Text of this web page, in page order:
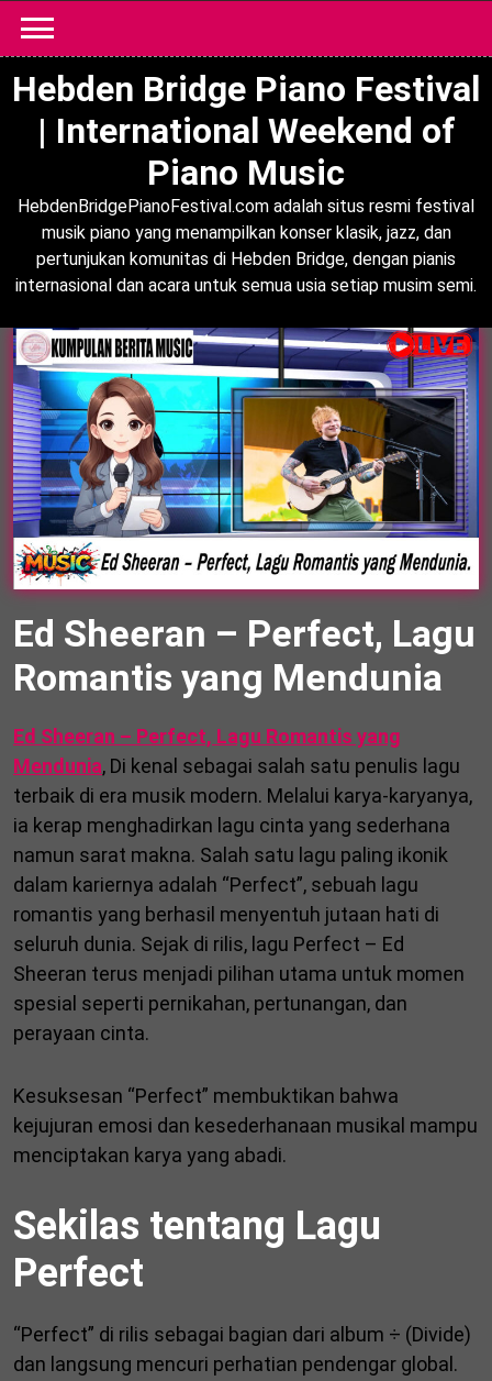
content
Hebden Bridge Piano Festival
| International Weekend of
Piano Music
HebdenBridgePianoFestival.com adalah situs resmi festival
musik piano yang menampilkan konser klasik, jazz, dan
pertunjukan komunitas di Hebden Bridge, dengan pianis
internasional dan acara untuk semua usia setiap musim semi.
Ed Sheeran – Perfect, Lagu
Romantis yang Mendunia
Ed Sheeran – Perfect, Lagu Romantis yang
Mendunia, Di kenal sebagai salah satu penulis lagu
terbaik di era musik modern. Melalui karya-karyanya,
ia kerap menghadirkan lagu cinta yang sederhana
namun sarat makna. Salah satu lagu paling ikonik
dalam kariernya adalah “Perfect”, sebuah lagu
romantis yang berhasil menyentuh jutaan hati di
seluruh dunia. Sejak di rilis, lagu Perfect – Ed
Sheeran terus menjadi pilihan utama untuk momen
spesial seperti pernikahan, pertunangan, dan
perayaan cinta.
Kesuksesan “Perfect” membuktikan bahwa
kejujuran emosi dan kesederhanaan musikal mampu
menciptakan karya yang abadi.
Sekilas tentang Lagu
Perfect
“Perfect” di rilis sebagai bagian dari album ÷ (Divide)
dan langsung mencuri perhatian pendengar global.